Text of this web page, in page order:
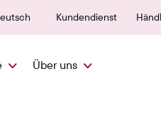
25
Kundendienst
Über uns